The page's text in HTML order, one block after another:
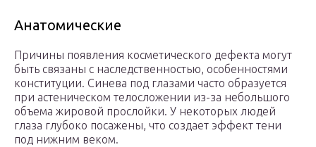
Анатомические
Причины появления косметического дефекта могут
быть связаны с наследственностью, особенностями
конституции. Синева под глазами часто образуется
при астеническом телосложении из-за небольшого
объема жировой прослойки. У некоторых людей
глаза глубоко посажены, что создает эффект тени
под нижним веком.